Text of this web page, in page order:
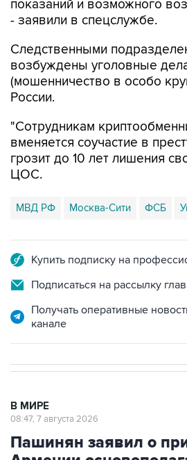
Следственными
(мошенничество в особо
России.
"Сотрудникам
грозит до 10 лет лишения
ЦОС.
МВД РФ
Подписаться на рассылку
Получать оперативные
Пашинян заявил о
Армении
принципам ЕАЭС